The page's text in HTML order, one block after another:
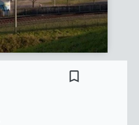
bookmark_border